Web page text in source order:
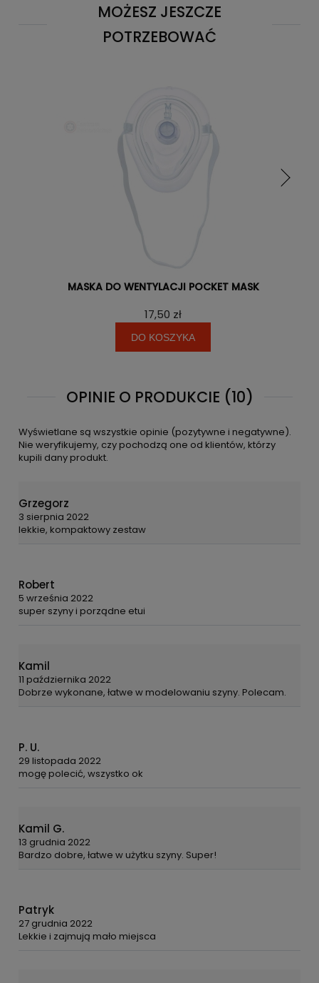
MOŻESZ JESZCZE
POTRZEBOWAĆ
MASKA DO WENTYLACJI POCKET MASK
17,50 zł
DO KOSZYKA
OPINIE O PRODUKCIE (10)
Wyświetlane są wszystkie opinie (pozytywne i negatywne).
Nie weryfikujemy, czy pochodzą one od klientów, którzy
kupili dany produkt.
Grzegorz
3 sierpnia 2022
lekkie, kompaktowy zestaw
Robert
5 września 2022
super szyny i porządne etui
Kamil
11 października 2022
Dobrze wykonane, łatwe w modelowaniu szyny. Polecam.
P. U.
29 listopada 2022
mogę polecić, wszystko ok
Kamil G.
13 grudnia 2022
Bardzo dobre, łatwe w użytku szyny. Super!
Patryk
27 grudnia 2022
Lekkie i zajmują mało miejsca